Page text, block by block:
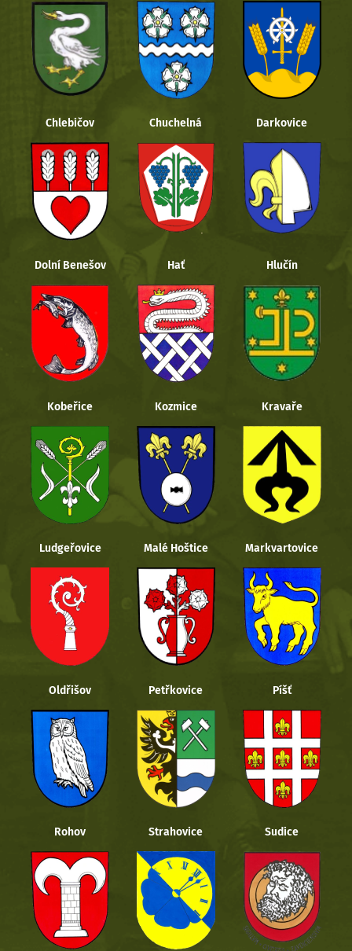
Chlebičov Chuchelná Darkovice
Dolní Benešov Hať Hlučín
Kobeřice Kozmice Kravaře
Ludgeřovice Malé Hoštice Markvartovice
Oldřišov Petřkovice Píšť
Rohov Strahovice Sudice